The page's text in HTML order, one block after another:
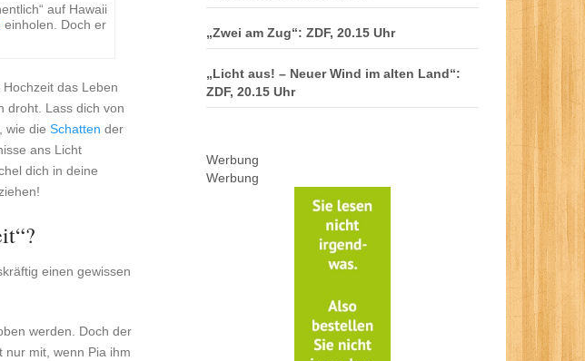
auf Hawaii
einholen. Doch er
das Leben
droht. Lass dich von
wie die Schatten der
ans Licht
dich in deine
einen gewissen
werden. Doch der
nur mit, wenn Pia ihm
„Zwei am Zug“: ZDF, 20.15 Uhr
„Licht aus! – Neuer Wind im alten Land“:
ZDF, 20.15 Uhr
Werbung
Werbung